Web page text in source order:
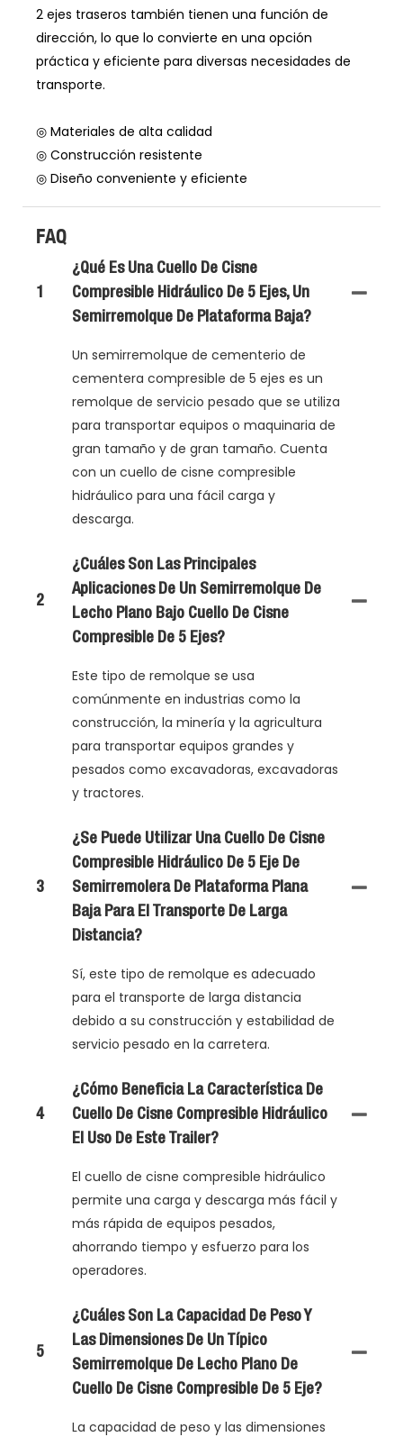
2 ejes traseros también tienen una función de
dirección, lo que lo convierte en una opción
práctica y eficiente para diversas necesidades de
transporte.
◎ Materiales de alta calidad
◎ Construcción resistente
◎ Diseño conveniente y eficiente
FAQ
1
¿Qué Es Una Cuello De Cisne
Compresible Hidráulico De 5 Ejes, Un
Semirremolque De Plataforma Baja?
Un semirremolque de cementerio de
cementera compresible de 5 ejes es un
remolque de servicio pesado que se utiliza
para transportar equipos o maquinaria de
gran tamaño y de gran tamaño. Cuenta
con un cuello de cisne compresible
hidráulico para una fácil carga y
descarga.
2
¿Cuáles Son Las Principales
Aplicaciones De Un Semirremolque De
Lecho Plano Bajo Cuello De Cisne
Compresible De 5 Ejes?
Este tipo de remolque se usa
comúnmente en industrias como la
construcción, la minería y la agricultura
para transportar equipos grandes y
pesados ​​como excavadoras, excavadoras
y tractores.
3
¿Se Puede Utilizar Una Cuello De Cisne
Compresible Hidráulico De 5 Eje De
Semirremolera De Plataforma Plana
Baja Para El Transporte De Larga
Distancia?
Sí, este tipo de remolque es adecuado
para el transporte de larga distancia
debido a su construcción y estabilidad de
servicio pesado en la carretera.
4
¿Cómo Beneficia La Característica De
Cuello De Cisne Compresible Hidráulico
El Uso De Este Trailer?
El cuello de cisne compresible hidráulico
permite una carga y descarga más fácil y
más rápida de equipos pesados,
ahorrando tiempo y esfuerzo para los
operadores.
5
¿Cuáles Son La Capacidad De Peso Y
Las Dimensiones De Un Típico
Semirremolque De Lecho Plano De
Cuello De Cisne Compresible De 5 Eje?
La capacidad de peso y las dimensiones